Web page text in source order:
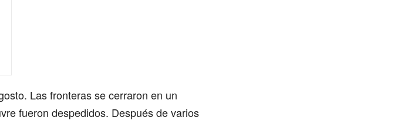
Las fronteras se cerraron en un
fueron despedidos. Después de varios